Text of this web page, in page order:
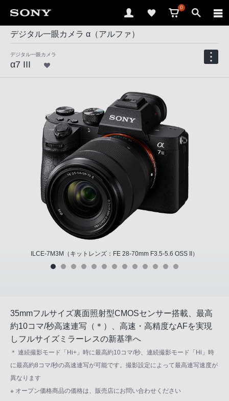
0
デジタル一眼カメラ α（アルファ）
デジタル一眼カメラ
α7 III
ILCE-7M3M（キットレンズ：FE 28-70mm F3.5-5.6 OSS II）
35mmフルサイズ裏面照射型CMOSセンサー搭載、最高
約10コマ/秒高速連写（＊）、高速・高精度なAFを実現
しフルサイズミラーレスの新基準へ
＊ 連続撮影モード「Hi+」時に最高約10コマ/秒、連続撮影モード「Hi」時
に最高約8コマ/秒の高速連写が可能です。撮影設定によって最高連写速度が
異なります
※ オープン価格商品の価格は、販売店にお問い合わせください